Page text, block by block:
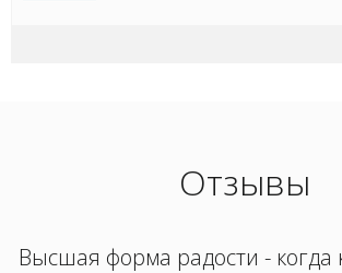
Отзывы
Высшая форма радости -